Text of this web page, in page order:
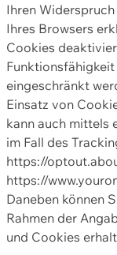
Ihren
Ihres Browsers
Cookies
eingeschränkt
Einsatz von
kann auch mittels
im Fall des
https://
https://
Daneben können
Rahmen der
und Cookies